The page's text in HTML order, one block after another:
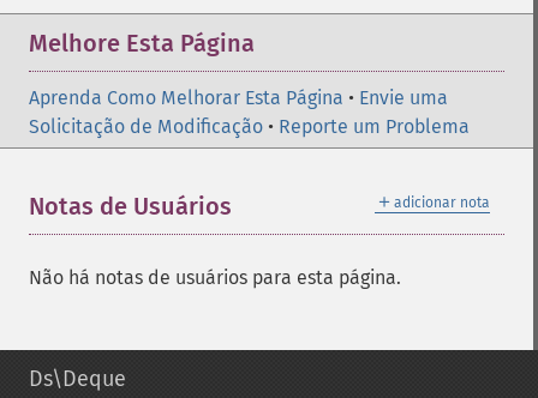
Melhore Esta Página
Aprenda Como Melhorar Esta Página • Envie uma
Solicitação de Modificação • Reporte um Problema
＋ adicionar nota
Notas de Usuários
Não há notas de usuários para esta página.
Ds\Deque